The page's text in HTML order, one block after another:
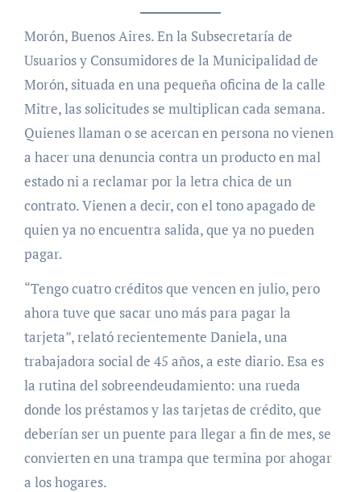
Morón, Buenos Aires. En la Subsecretaría de
Usuarios y Consumidores de la Municipalidad de
Morón, situada en una pequeña oficina de la calle
Mitre, las solicitudes se multiplican cada semana.
Quienes llaman o se acercan en persona no vienen
a hacer una denuncia contra un producto en mal
estado ni a reclamar por la letra chica de un
contrato. Vienen a decir, con el tono apagado de
quien ya no encuentra salida, que ya no pueden
pagar.
“Tengo cuatro créditos que vencen en julio, pero
ahora tuve que sacar uno más para pagar la
tarjeta”, relató recientemente Daniela, una
trabajadora social de 45 años, a este diario. Esa es
la rutina del sobreendeudamiento: una rueda
donde los préstamos y las tarjetas de crédito, que
deberían ser un puente para llegar a fin de mes, se
convierten en una trampa que termina por ahogar
a los hogares.